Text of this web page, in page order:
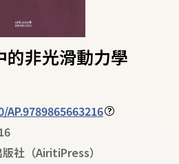
的非光滑動力學
AP.9789865663216
社（AiritiPress）